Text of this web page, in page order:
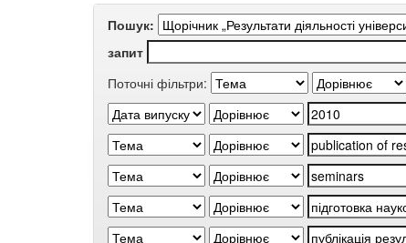
Пошук:
запит
Поточні фільтри: